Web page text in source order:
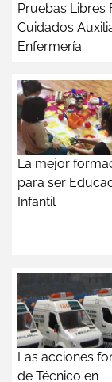
Pruebas Libres
Cuidados
Enfermería
La mejor
para ser
Infantil
Las acciones
de Técnico en